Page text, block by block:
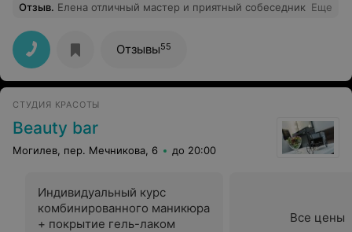
Отзыв. Елена отличный мастер и приятный собеседник Еще
Отзывы55
СТУДИЯ КРАСОТЫ
Beauty bar
Могилев, пер. Мечникова, 6 до 20:00
Индивидуальный курс
комбинированного маникюра
+ покрытие гель-лаком
Все цены